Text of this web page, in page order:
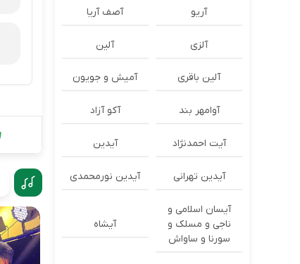
آریو آصف آریا
آلزی آلین
آلین باقری آمیش و جویون
آوامهر بند آکو آزاد
آیت احمدنژاد آیدین
آیدین تهرانی آیدین نورمحمدی
آیسان اسلامی و
ناجی و مسلک و
سورنا و ساواش
آیشاه